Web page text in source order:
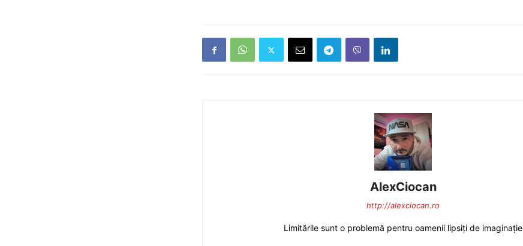
AlexCiocan
http://alexciocan.ro
Limitările sunt o problemă pentru oamenii lipsiți de imaginație